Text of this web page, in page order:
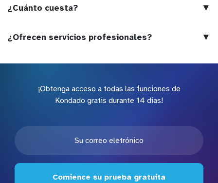
¿Cuánto cuesta? ▼
¿Ofrecen servicios profesionales? ▼
¡Obtenga acceso a todas las funciones de
Kondado gratis durante 14 días!
Comience su prueba gratuita